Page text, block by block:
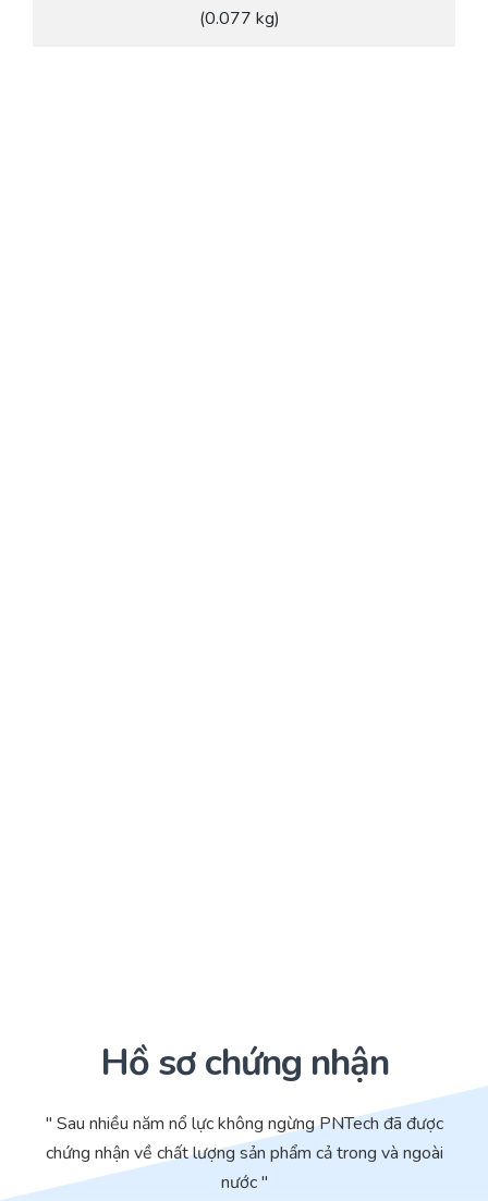
(0.077 kg)
Hồ sơ chứng nhận
" Sau nhiều năm nổ lực không ngừng PNTech đã được
chứng nhận về chất lượng sản phẩm cả trong và ngoài
nước "